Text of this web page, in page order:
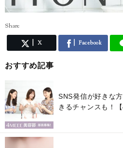
Share
X Facebook
おすすめ記事
SNS発信が好きな
きるチャンスも！